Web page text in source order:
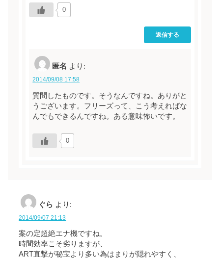
0
返信する
匿名 より:
2014/09/08 17:58
質問したものです。そうなんですね。ありがと
うございます。フリーズって、こう考えればな
んでもできるんですね。ある意味怖いです。
0
ぐら より:
2014/09/07 21:13
案の定超絶エナ機ですね。
時間効率こそ劣りますが、
ART直撃が秘宝より多い為はまりが隠れやすく、